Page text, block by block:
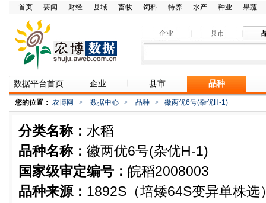
首页 要闻 财经 县域 畜牧 饲料 特养 水产 种业 果蔬
企业 县市
数据平台首页 企业 县市 品种
您的位置： 农博网 > 数据中心 > 品种 > 徽两优6号(杂优H-1)
分类名称： 水稻
品种名称： 徽两优6号(杂优H-1)
国家级审定编号： 皖稻2008003
品种来源： 1892S（培矮64S变异单株选